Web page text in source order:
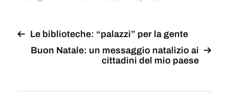
Le biblioteche: “palazzi” per la gente
Buon Natale: un messaggio natalizio ai
cittadini del mio paese